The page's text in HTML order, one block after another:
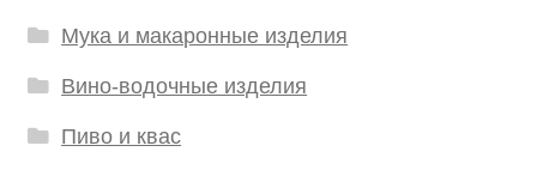
Мука и макаронные изделия
Вино-водочные изделия
Пиво и квас